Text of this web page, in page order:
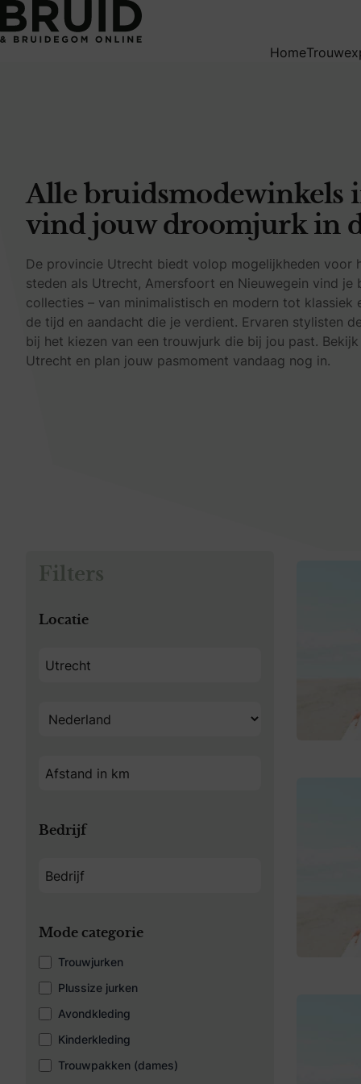
Alle bruidsmodewinkels in Utrecht – vind jouw droomjurk
Home
Alle bruidsmodewinkels
vind jouw droomjurk in
De provincie Utrecht biedt volop mogelijkheden voor
steden als Utrecht, Amersfoort en Nieuwegein vind
collecties – van minimalistisch en modern tot
de tijd en aandacht die je verdient. Ervaren stylisten
bij het kiezen van een trouwjurk die bij jou past.
Utrecht en plan jouw pasmoment vandaag nog in.
Filters
Locatie
Bedrijf
Mode categorie
Trouwjurken
Plussize jurken
Avondkleding
Kinderkleding
Trouwpakken (dames)